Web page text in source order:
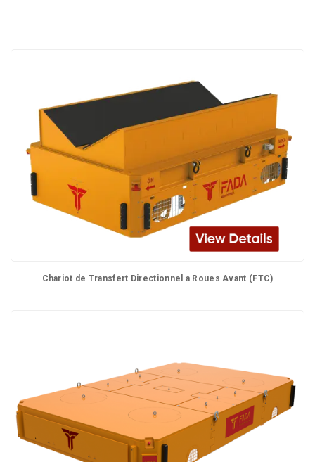
Operatör yükünü azaltma
Emisyon ve gürültü kontrolü
Chariot de Transfert Directionnel a Roues Avant (FTC)